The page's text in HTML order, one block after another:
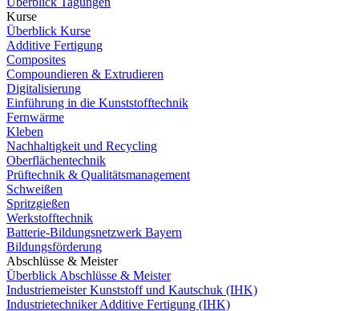
Kurse
Überblick Kurse
Additive Fertigung
Composites
Compoundieren & Extrudieren
Digitalisierung
Einführung in die Kunststofftechnik
Fernwärme
Kleben
Nachhaltigkeit und Recycling
Oberflächentechnik
Prüftechnik & Qualitätsmanagement
Schweißen
Spritzgießen
Werkstofftechnik
Batterie-Bildungsnetzwerk Bayern
Bildungsförderung
Abschlüsse & Meister
Überblick Abschlüsse & Meister
Industriemeister Kunststoff und Kautschuk (IHK)
Industrietechniker Additive Fertigung (IHK)